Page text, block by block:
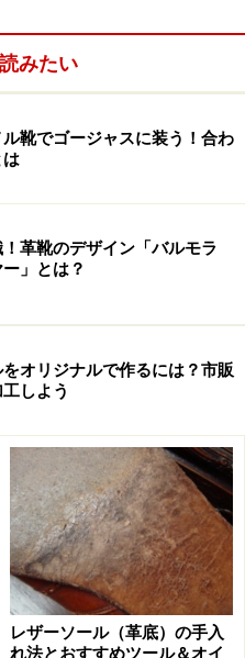
のです。
何？詳しくは
次のページ
最新の内容をご確認くださ
みたい
靴でゴージャスに装う！合わ
は
革靴のデザイン「バルモラ
」とは？
オリジナルで作るには？市販
しよう
レザーソール（革底）の手入
れ法とおすすめツール＆オイ